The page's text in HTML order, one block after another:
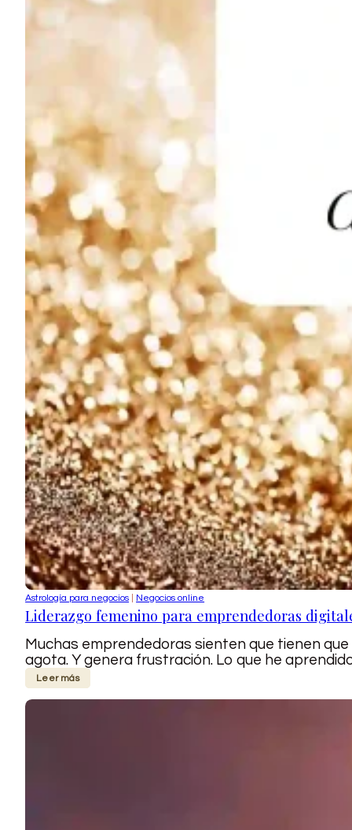
Astrología para negocios Negocios online
Liderazgo femenino para emprendedoras
Muchas emprendedoras sienten que tienen
agota. Y genera frustración. Lo que he
Leer más